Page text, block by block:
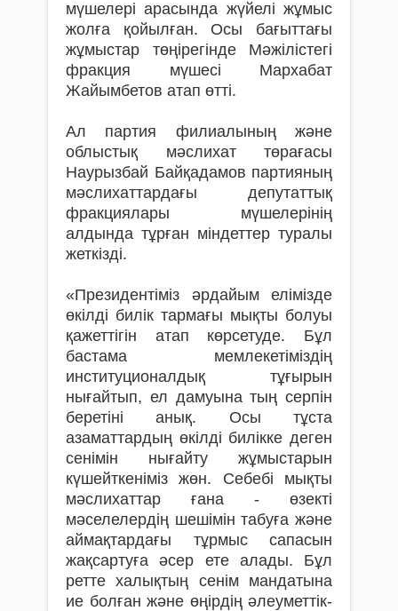
мүшелері арасында жүйелі жұмыс
жолға қойылған. Осы бағыттағы
жұмыстар төңірегінде Мәжілістегі
фракция мүшесі Мархабат
Жайымбетов атап өтті.
Ал партия филиалының және
облыстық мәслихат төрағасы
Наурызбай Байқадамов партияның
мәслихаттардағы депутаттық
фракциялары мүшелерінің
алдында тұрған міндеттер туралы
жеткізді.
«Президентіміз әрдайым елімізде
өкілді билік тармағы мықты болуы
қажеттігін атап көрсетуде. Бұл
бастама мемлекетіміздің
институционалдық тұғырын
нығайтып, ел дамуына тың серпін
беретіні анық. Осы тұста
азаматтардың өкілді билікке деген
сенімін нығайту жұмыстарын
күшейткеніміз жөн. Себебі мықты
мәслихаттар ғана - өзекті
мәселелердің шешімін табуға және
аймақтардағы тұрмыс сапасын
жақсартуға әсер ете алады. Бұл
ретте халықтың сенім мандатына
ие болған және өңірдің әлеуметтік-